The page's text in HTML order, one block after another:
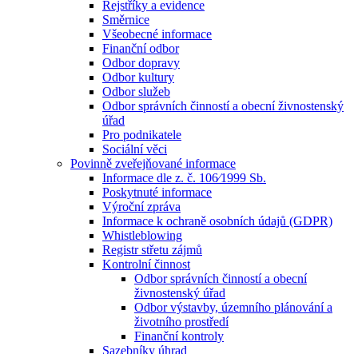
Rejstříky a evidence
Směrnice
Všeobecné informace
Finanční odbor
Odbor dopravy
Odbor kultury
Odbor služeb
Odbor správních činností a obecní živnostenský
úřad
Pro podnikatele
Sociální věci
Povinně zveřejňované informace
Informace dle z. č. 106⁄1999 Sb.
Poskytnuté informace
Výroční zpráva
Informace k ochraně osobních údajů (GDPR)
Whistleblowing
Registr střetu zájmů
Kontrolní činnost
Odbor správních činností a obecní
živnostenský úřad
Odbor výstavby, územního plánování a
životního prostředí
Finanční kontroly
Sazebníky úhrad